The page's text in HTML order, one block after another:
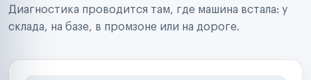
Ритейл-сети
Управляющие компании
Страховые компании
Диагностика проводится там, где машина встала: у
склада, на базе, в промзоне или на дороге.